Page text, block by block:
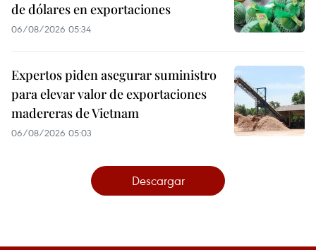
de dólares en exportaciones
06/08/2026 05:34
Expertos piden asegurar suministro
para elevar valor de exportaciones
madereras de Vietnam
06/08/2026 05:03
Descargar